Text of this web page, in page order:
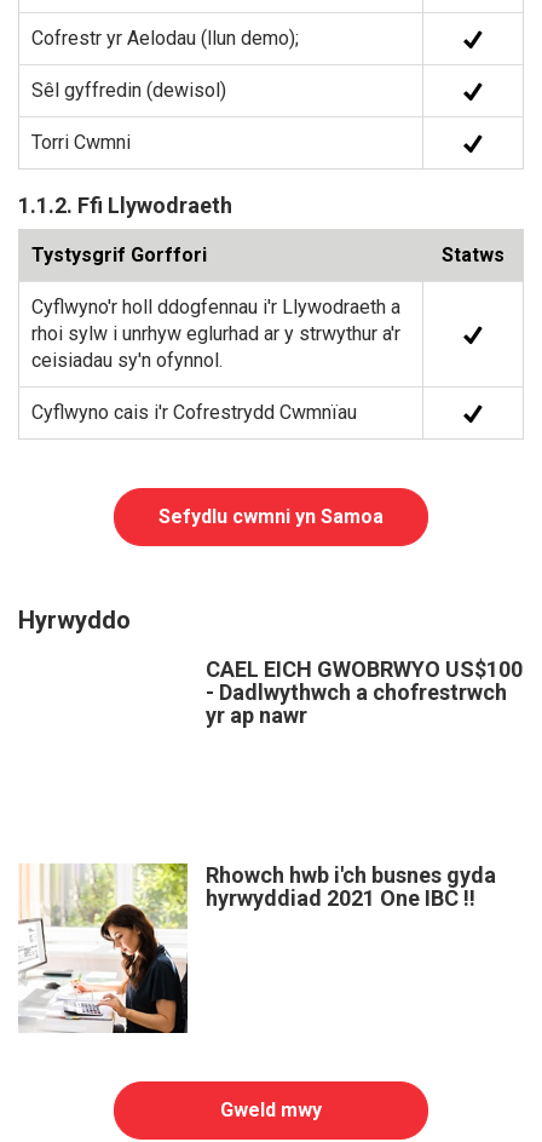
Cofrestr yr Aelodau (llun demo);
Sêl gyffredin (dewisol)
Torri Cwmni
1.1.2. Ffi Llywodraeth
Tystysgrif Gorffori Statws
Cyflwyno'r holl ddogfennau i'r Llywodraeth a
rhoi sylw i unrhyw eglurhad ar y strwythur a'r
ceisiadau sy'n ofynnol.
Cyflwyno cais i'r Cofrestrydd Cwmnïau
Sefydlu cwmni yn Samoa
Hyrwyddo
CAEL EICH GWOBRWYO US$100
- Dadlwythwch a chofrestrwch
yr ap nawr
Rhowch hwb i'ch busnes gyda
hyrwyddiad 2021 One IBC !!
Gweld mwy